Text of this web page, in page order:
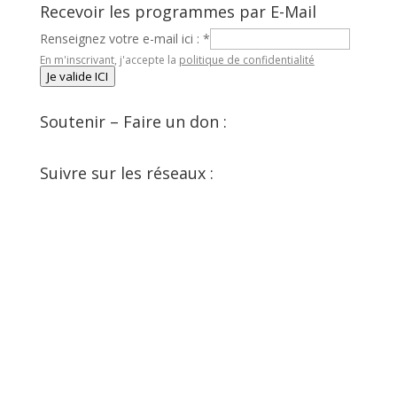
Recevoir les programmes par E-Mail
Renseignez votre e-mail ici : *
En m'inscrivant, j'accepte la politique de confidentialité
Je valide ICI
Soutenir – Faire un don :
Suivre sur les réseaux :